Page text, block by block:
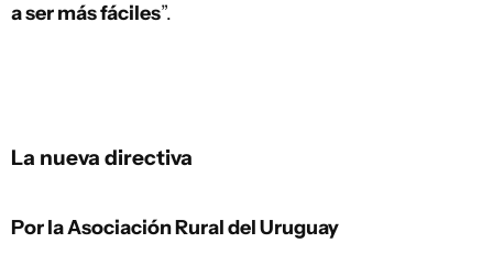
a ser más fáciles”.
La nueva directiva
Por la Asociación Rural del Uruguay